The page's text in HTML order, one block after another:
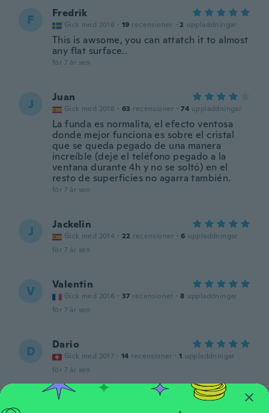
F Fredrik
Gick med 2016 · 19 recensioner · 2 uppladdningar
This is awsome, you can attatch it to almost
any flat surface..
för 7 år sen
J Juan
Gick med 2018 · 63 recensioner · 74 uppladdningar
La funda es normalita, el efecto ventosa
donde mejor funciona es sobre el cristal
que se queda pegado de una manera
increíble (deje el teléfono pegado a la
ventana durante 4h y no se soltó) en el
resto de superficies no agarra también.
för 7 år sen
J Jackelin
Gick med 2014 · 22 recensioner · 6 uppladdningar
för 7 år sen
V Valentin
Gick med 2016 · 37 recensioner · 8 uppladdningar
för 7 år sen
D Dario
Gick med 2017 · 14 recensioner · 1 uppladdningar
för 7 år sen